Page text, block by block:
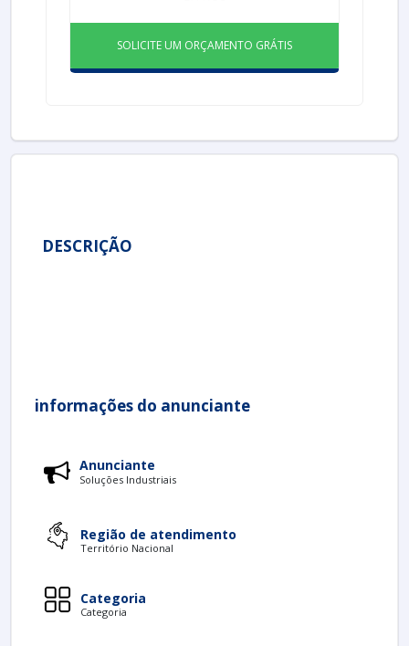
SOLICITE UM ORÇAMENTO GRÁTIS
DESCRIÇÃO
informações do anunciante
Anunciante
Soluções Industriais
Região de atendimento
Território Nacional
Categoria
Categoria